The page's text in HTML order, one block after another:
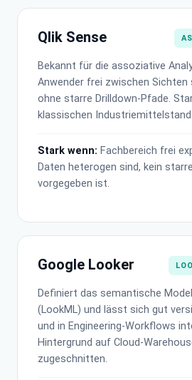
Qlik Sense
Bekannt für die assoziative
Anwender frei zwischen Sichten
ohne starre Drilldown-Pfade.
klassischen Industriemittelstand.
Stark wenn: Fachbereich frei
Daten heterogen sind, kein
vorgegeben ist.
Google Looker
Definiert das semantische
(LookML) und lässt sich gut
und in Engineering-Workflows
Hintergrund auf Cloud-
zugeschnitten.